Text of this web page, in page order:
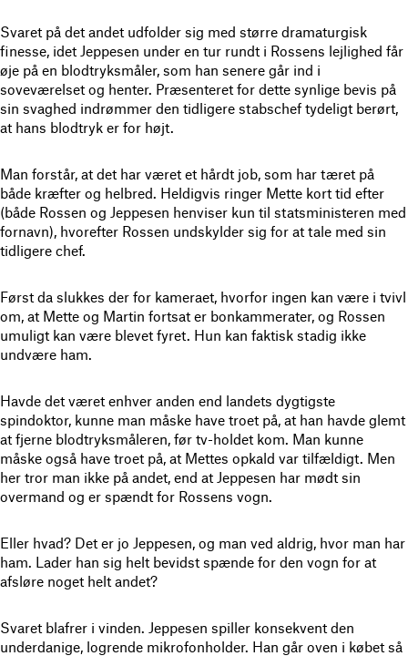
Svaret på det andet udfolder sig med større dramaturgisk
finesse, idet Jeppesen under en tur rundt i Rossens lejlighed får
øje på en blodtryksmåler, som han senere går ind i
soveværelset og henter. Præsenteret for dette synlige bevis på
sin svaghed indrømmer den tidligere stabschef tydeligt berørt,
at hans blodtryk er for højt.
Man forstår, at det har været et hårdt job, som har tæret på
både kræfter og helbred. Heldigvis ringer Mette kort tid efter
(både Rossen og Jeppesen henviser kun til statsministeren med
fornavn), hvorefter Rossen undskylder sig for at tale med sin
tidligere chef.
Først da slukkes der for kameraet, hvorfor ingen kan være i tvivl
om, at Mette og Martin fortsat er bonkammerater, og Rossen
umuligt kan være blevet fyret. Hun kan faktisk stadig ikke
undvære ham.
Havde det været enhver anden end landets dygtigste
spindoktor, kunne man måske have troet på, at han havde glemt
at fjerne blodtryksmåleren, før tv-holdet kom. Man kunne
måske også have troet på, at Mettes opkald var tilfældigt. Men
her tror man ikke på andet, end at Jeppesen har mødt sin
overmand og er spændt for Rossens vogn.
Eller hvad? Det er jo Jeppesen, og man ved aldrig, hvor man har
ham. Lader han sig helt bevidst spænde for den vogn for at
afsløre noget helt andet?
Svaret blafrer i vinden. Jeppesen spiller konsekvent den
underdanige, logrende mikrofonholder. Han går oven i købet så